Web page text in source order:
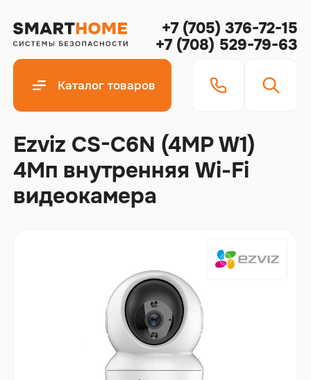
+7 (705) 376-72-15
+7 (708) 529-79-63
Каталог товаров
Ezviz CS-C6N (4MP W1)
4Мп внутренняя Wi-Fi
видеокамера